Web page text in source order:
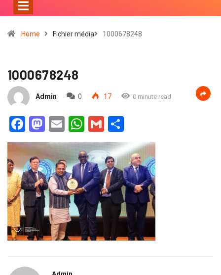
Home Fichier média 1000678248
1000678248
Admin 0 17 0 minute read
Facebook
Mastodon
EmailWhatsApp
Gmail
Admin